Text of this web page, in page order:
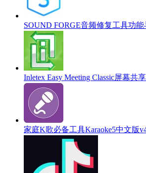
SOUND FORGE音频修复工具功能
Inletex Easy Meeting Classic屏幕共
家庭K歌必备工具Karaoke5中文版